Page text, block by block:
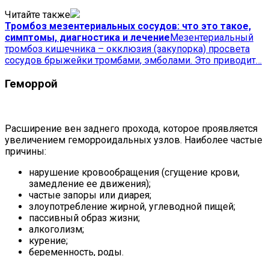
Читайте также
Тромбоз мезентериальных сосудов: что это такое,
симптомы, диагностика и лечениеМезентериальный
тромбоз кишечника – окклюзия (закупорка) просвета
сосудов брыжейки тромбами, эмболами. Это приводит…
Геморрой
Расширение вен заднего прохода, которое проявляется
увеличением геморроидальных узлов. Наиболее частые
причины:
нарушение кровообращения (сгущение крови,
замедление ее движения);
частые запоры или диарея;
злоупотребление жирной, углеводной пищей;
пассивный образ жизни;
алкоголизм;
курение;
беременность, роды.